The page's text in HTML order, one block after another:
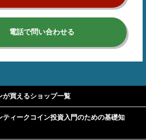
電話で問い合わせる
が買えるショップ一覧
ティークコイン投資入門のための基礎知